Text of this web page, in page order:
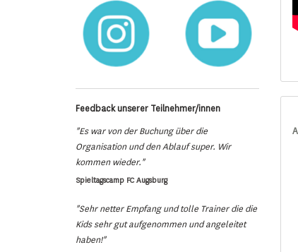
Feedback unserer Teilnehmer/innen
"Es war von der Buchung über die
Organisation und den Ablauf super. Wir
kommen wieder."
Spieltagscamp FC Augsburg
"Sehr netter Empfang und tolle Trainer die die
Kids sehr gut aufgenommen und angeleitet
haben!"